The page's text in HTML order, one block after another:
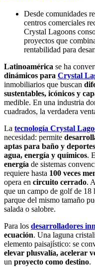
Desde comunidades
centros comerciales
Crystal Lagoons
proyectos que
rentabilidad para
Latinoamérica se ha
dinámicos para Crystal
inmobiliarios que buscan
sustentables, icónicos y
medible. En una industria
cuadrados, la verdadera
La tecnología Crystal
necesidad: permite
aptas para baño y
agua, energía y químicos.
energía de sistemas
requiere hasta 100 veces
opera en circuito cerrado.
que un campo de golf de 18
parque del mismo tamaño
salada o salobre.
Para los desarrolladores
ecuación. Una laguna
elemento paisajístico: se
elevar plusvalía, acelerar
un proyecto como destino.